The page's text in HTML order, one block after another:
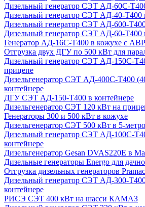
Дизельный генератор СЭТ АД-60С-
Дизельный генератор СЭТ АД-40-Т400
Дизельный генератор СЭТ АД-600-
Дизельный генератор СЭТ АД-60-Т400
Генератор АД-16С-Т400 в кожухе с
Отгрузка двух ДГУ по 500 кВт для
Дизельный генератор СЭТ АД-150С-
прицепе
Дизельгенератор СЭТ АД-400С-Т400
контейнере
ДГУ СЭТ АД-150-Т400 в контейнере
Дизельгенератор СЭТ 120 кВт на
Генераторы 300 и 500 кВт в кожухе
Дизельгенератор СЭТ 500 кВт в 5-
Дизельный генератор СЭТ АД-100С-
контейнере
Дизельгенератор Gesan DVAS220E в
Дизельные генераторы Energo для
Отгрузка дизельных генераторов
Дизельный генератор СЭТ АД-300-
контейнере
РИСЭ СЭТ 400 кВт на шасси КАМАЗ